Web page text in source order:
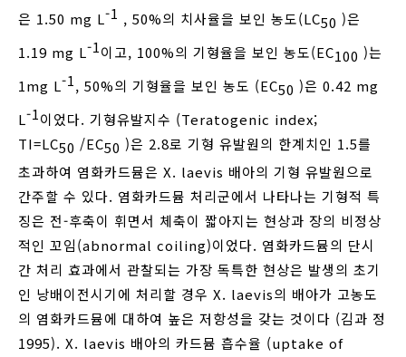
은 1.50 mg L-1 , 50%의 치사율을 보인 농도(LC50 )은
1.19 mg L-1이고, 100%의 기형율을 보인 농도(EC100 )는
1mg L-1, 50%의 기형율을 보인 농도 (EC50 )은 0.42 mg
L-1이었다. 기형유발지수 (Teratogenic index;
TI=LC50 /EC50 )은 2.8로 기형 유발원의 한계치인 1.5를
초과하여 염화카드뮴은 X. laevis 배아의 기형 유발원으로
간주할 수 있다. 염화카드뮴 처리군에서 나타나는 기형적 특
징은 전-후축이 휘면서 체축이 짧아지는 현상과 장의 비정상
적인 꼬임(abnormal coiling)이었다. 염화카드뮴의 단시
간 처리 효과에서 관찰되는 가장 독특한 현상은 발생의 초기
인 낭배이전시기에 처리할 경우 X. laevis의 배아가 고농도
의 염화카드뮴에 대하여 높은 저항성을 갖는 것이다 (김과 정
1995). X. laevis 배아의 카드뮴 흡수율 (uptake of